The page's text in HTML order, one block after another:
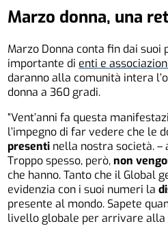
Marzo donna, una
Marzo Donna conta fin dai suoi
importante di enti e
daranno alla comunità intera
donna a 360 gradi.
“Vent’anni fa questa
l’impegno di far vedere che le
presenti nella nostra società. –
Troppo spesso, però,non
che hanno. Tanto che il Global
evidenzia con i suoi numeri la
presente al mondo. Sapete
livello globale per arrivare alla